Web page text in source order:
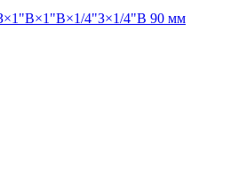
4"З×1/4"В 90 мм